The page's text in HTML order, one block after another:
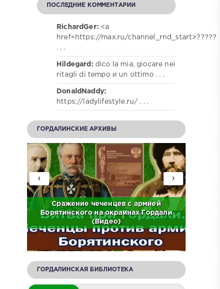
ПОСЛЕДНИЕ КОММЕНТАРИИ
RichardGer: <a
href=https://max.ru/channel_rnd_start>?????
. . .
Hildegard: dico la mia, giocare nei
ritagli di tempo и un ottimo . . .
DonaldNaddy:
https://ladylifestyle.ru/ . . .
ГОРДАЛИНСКИЕ АРХИВЫ
Сражение чеченцев с армией
Борятинского на окраинах Гордали
(Видео)
›
‹
ГОРДАЛИНСКАЯ БИБЛИОТЕКА